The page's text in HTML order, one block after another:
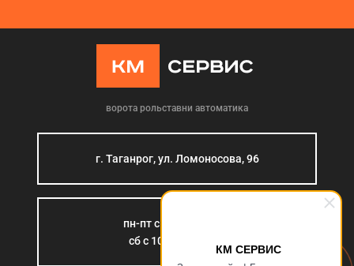
КМ СЕРВИС
ворота рольставни автоматика
г. Таганрог, ул. Ломоносова, 96
пн-пт с 9:00 до 18:00
сб с 10:00 до 15:00